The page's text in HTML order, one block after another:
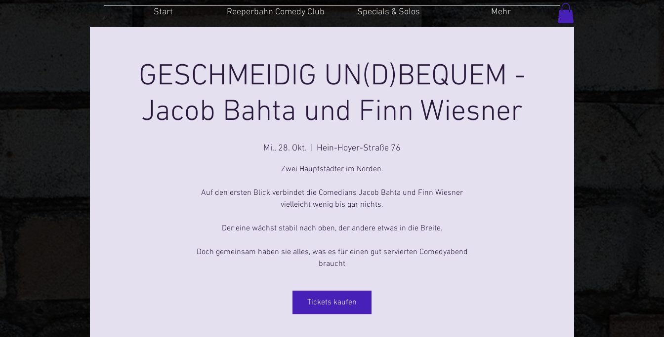
Start Reeperbahn Comedy Club Specials & Solos Mehr
GESCHMEIDIG UN(D)BEQUEM -
Jacob Bahta und Finn Wiesner
Mi., 28. Okt. Hein-Hoyer-Straße 76
Zwei Hauptstädter im Norden.
Auf den ersten Blick verbindet die Comedians Jacob Bahta und Finn Wiesner
vielleicht wenig bis gar nichts.
Der eine wächst stabil nach oben, der andere etwas in die Breite.
Doch gemeinsam haben sie alles, was es für einen gut servierten Comedyabend
braucht
Tickets kaufen